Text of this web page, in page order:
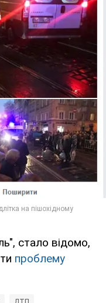
стало відомо,
проблему